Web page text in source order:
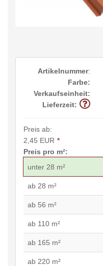
Artikelnummer:
Farbe:
Verkaufseinheit:
Lieferzeit:
Preis ab:
2,45 EUR *
Preis pro m²:
unter 28 m²
ab 28 m²
ab 56 m²
ab 110 m²
ab 165 m²
ab 220 m²